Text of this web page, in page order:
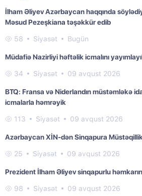
İlham Əliyev Azərbaycan haqqında
Məsud Pezeşkiana təşəkkür edib
58 Siyasət Bugün
Müdafiə Nazirliyi həftəlik icmalını
34 Siyasət 09 avqust 2026
BTQ: Fransa və Niderlandın müstəmləkə
icmalarla həmrəyik
113 Siyasət 09 avqust 2026
Azərbaycan XİN-dən Sinqapura
25 Siyasət 09 avqust 2026
Prezident İlham Əliyev sinqapurlu
98 Siyasət 09 avqust 2026